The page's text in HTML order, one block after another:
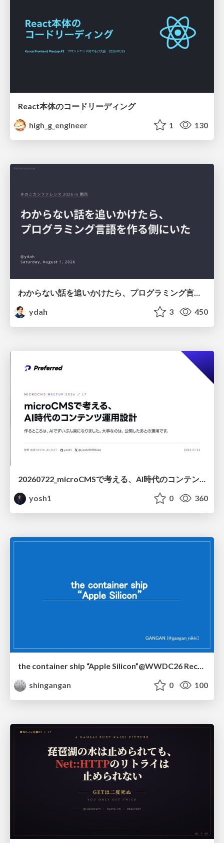
React本体のコードリーディング
high_g_engineer
1 130
わからない話を追いかけたら、プログラミング言語を作る側にいた
ydah
3 450
20260722_microCMSで考える、AI時代のコンテンツ運用設計
yosh1
0 360
shingangan
0 100